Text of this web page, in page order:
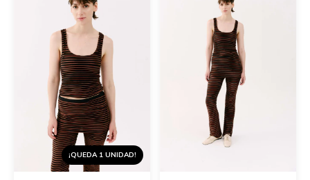
¡QUEDA 1 UNIDAD!